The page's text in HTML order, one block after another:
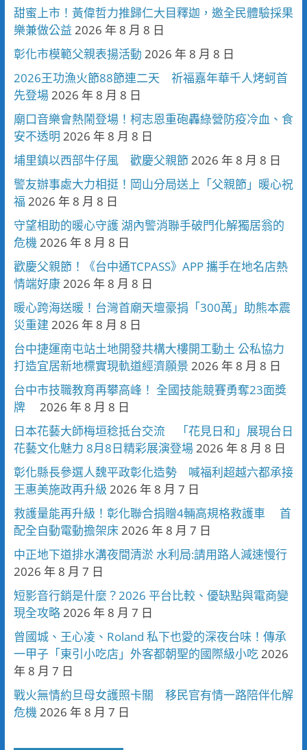
甜蜜上市！黃偉哲力推歸仁大目釋迦，邀全民體驗採果
樂兼做公益 2026 年 8 月 8 日
彰化市模範父親表揚活動 2026 年 8 月 8 日
2026王功漁火節88節連二天 祈福嘉年華千人烤蚵首
先登場2026 年 8 月 8 日
廟口音樂會熱鬧登場！柯志恩重砲轟綠營防疫冷血、食
安不透明 2026 年 8 月 8 日
埔里鎮以西部牛仔風 歡慶父親節2026 年 8 月 8 日
警友辦事處大力相挺！岡山分局送上「父親節」暖心祝
福 2026 年 8 月 8 日
守望相助的暖心守護 湖內警消聯手破門化解獨居翁的
危機2026 年 8 月 8 日
歡慶父親節！《台中通TCPASS》APP 攜手在地名店熱
情端好康2026 年 8 月 8 日
暖心跨海送暖！台灣首廟天壇豪捐「300萬」助熊本震
災重建 2026 年 8 月 8 日
台中捷運南屯站土地開發共構大樓開工動土 公私協力
打造宜居新地標實現軌道經濟願景 2026 年 8 月 8 日
台中市技職教育再攀高峰！ 全國技能競賽勇奪23面獎
牌
2026 年 8 月 8 日
日本花藝大師梅垣稔抵台交流 「花見日和」展現台日
花藝文化魅力 8月8日精彩展演登場2026 年 8 月 8 日
彰化縣長參選人魏平政彰化造勢 喊福利超越六都承接
王惠美施政再升級 2026 年 8 月 7 日
救護量能再升級！彰化聯合捐贈4輛高規格救護車 首
配全自動電動擔架床2026 年 8 月 7 日
中正地下道排水溝夜間清淤 水利局:請用路人減速慢行
2026 年 8 月 7 日
短影音行銷是什麼？2026 平台比較、優缺點與電商變
現全攻略2026 年 8 月 7 日
曾國城、王心凌、Roland 私下也愛的深夜台味！傳承
一甲子「東引小吃店」外客都朝聖的國際級小吃2026
年 8 月 7 日
戰火無情約旦母女護照卡關 移民官有情一路陪伴化解
危機2026 年 8 月 7 日